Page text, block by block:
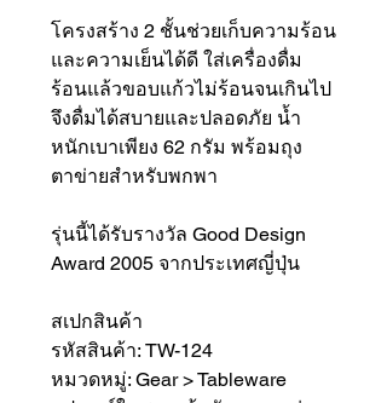
โครงสร้าง 2 ชั้นช่วยเก็บความร้อน
และความเย็นได้ดี ใส่เครื่องดื่ม
ร้อนแล้วขอบแก้วไม่ร้อนจนเกินไป
จึงดื่มได้สบายและปลอดภัย น้ำ
หนักเบาเพียง 62 กรัม พร้อมถุง
ตาข่ายสำหรับพกพา
รุ่นนี้ได้รับรางวัล Good Design
Award 2005 จากประเทศญี่ปุ่น
สเปกสินค้า
รหัสสินค้า: TW-124
หมวดหมู่: Gear > Tableware